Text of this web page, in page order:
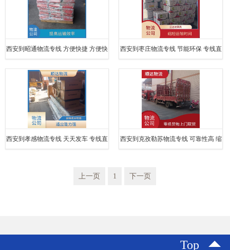
西安到昭通物流专线 方便快捷 方便快
捷 可靠性好
西安到枣庄物流专线 节能环保 专线直
达双向往返
西安到孝感物流专线 天天发车 专线直 西安到克孜勒苏物流专线 可靠性高 缩
上一页 1 下一页
Top